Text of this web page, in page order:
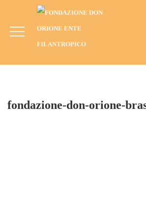
HOME
COTIA – ORIONAPOLIS, BRASILE (2011)
fondazione-don-orione-